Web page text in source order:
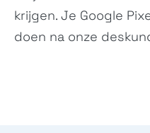
krijgen. Je Google
doen na onze